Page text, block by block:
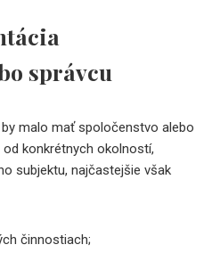
správcu
malo mať spoločenstvo alebo
konkrétnych okolností,
subjektu, najčastejšie však
činnostiach;